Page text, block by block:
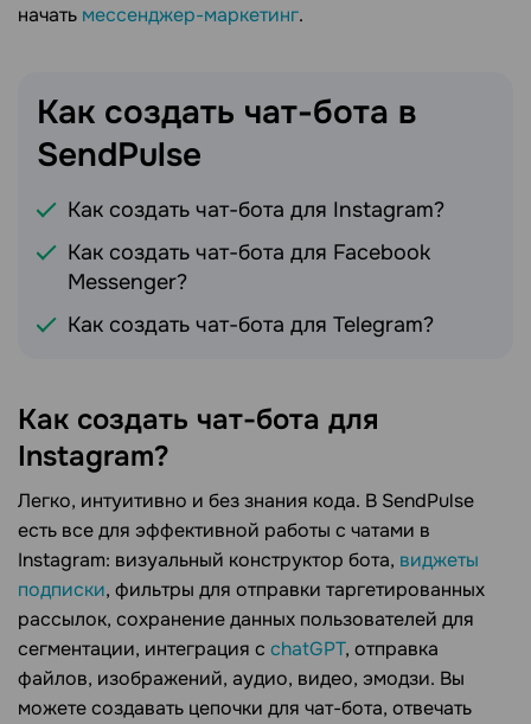
начать мессенджер-маркетинг.
Как создать чат-бота в
SendPulse
Как создать чат-бота для Instagram?
Как создать чат-бота для Facebook
Messenger?
Как создать чат-бота для Telegram?
Как создать чат-бота для
Instagram?
Легко, интуитивно и без знания кода. В SendPulse
есть все для эффективной работы с чатами в
Instagram: визуальный конструктор бота, виджеты
подписки, фильтры для отправки таргетированных
рассылок, сохранение данных пользователей для
сегментации, интеграция с chatGPT, отправка
файлов, изображений, аудио, видео, эмодзи. Вы
можете создавать цепочки для чат-бота, отвечать